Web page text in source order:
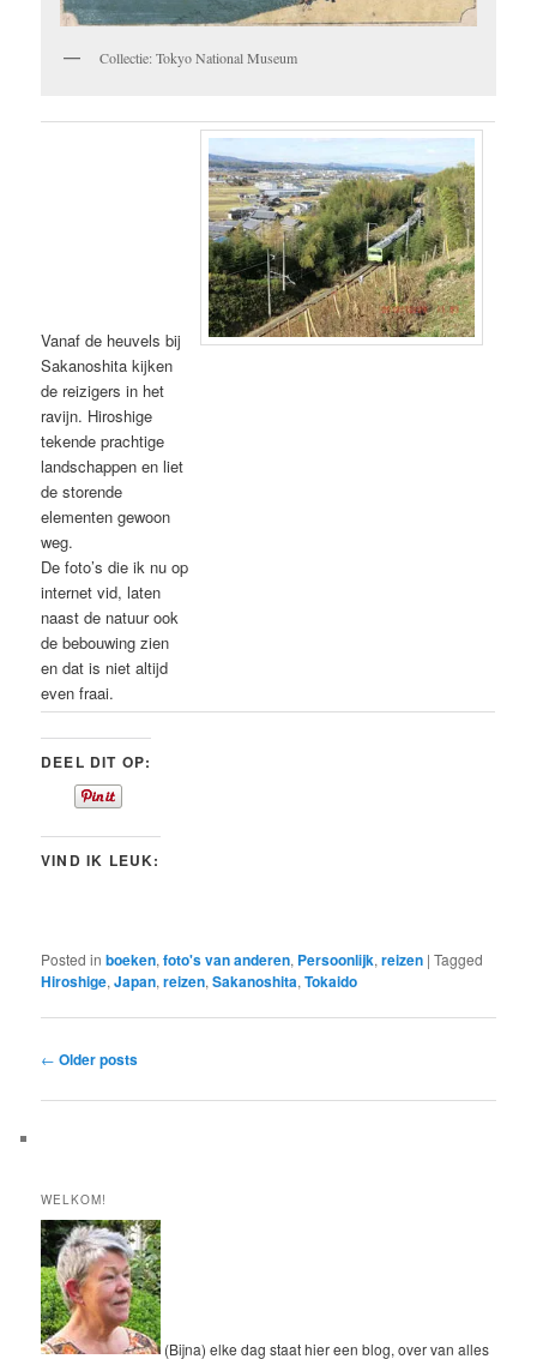
Collectie: Tokyo National Museum
Vanaf de heuvels bij
Sakanoshita kijken
de reizigers in het
ravijn. Hiroshige
tekende prachtige
landschappen en liet
de storende
elementen gewoon
weg.
De foto’s die ik nu op
internet vid, laten
naast de natuur ook
de bebouwing zien
en dat is niet altijd
even fraai.
DEEL DIT OP:
VIND IK LEUK:
Posted in boeken,foto's van anderen, Persoonlijk,reizen |Tagged
Hiroshige,Japan,reizen,Sakanoshita,Tokaido
Post
← Older posts
WELKOM!
(Bijna) elke dag staat hier een blog, over van alles